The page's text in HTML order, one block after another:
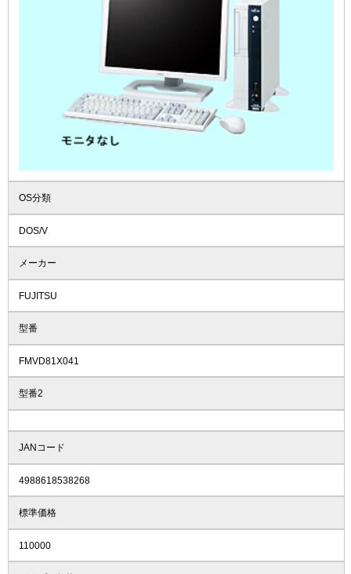
OS分類
DOS/V
メーカー
FUJITSU
型番
FMVD81X041
型番2
JANコード
4988618538268
標準価格
110000